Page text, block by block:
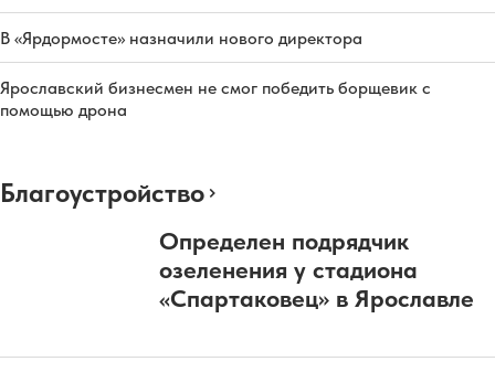
В «Ярдормосте» назначили нового директора
Ярославский бизнесмен не смог победить борщевик с
помощью дрона
Благоустройство
Определен подрядчик
озеленения у стадиона
«Спартаковец» в Ярославле